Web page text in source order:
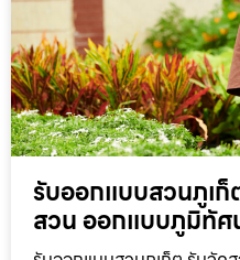
รับออกแบบสวนภูเ
สวน ออกแบบภูมิทัศ